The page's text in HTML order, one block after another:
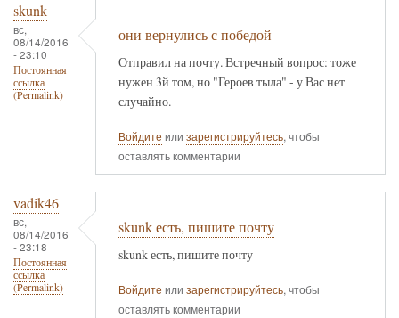
skunk
вс,
08/14/2016
- 23:10
Постоянная
ссылка
(Permalink)
они вернулись с победой
Отправил на почту. Встречный вопрос: тоже
нужен 3й том, но "Героев тыла" - у Вас нет
случайно.
Войдите или зарегистрируйтесь, чтобы
оставлять комментарии
vadik46
вс,
08/14/2016
- 23:18
Постоянная
ссылка
(Permalink)
skunk есть, пишите почту
skunk есть, пишите почту
Войдите или зарегистрируйтесь, чтобы
оставлять комментарии